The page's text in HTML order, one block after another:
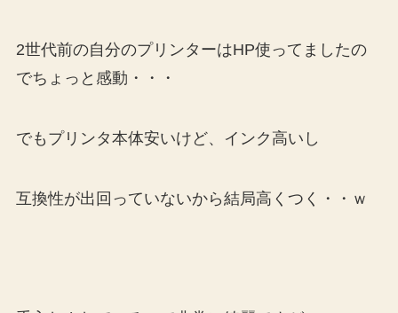
2世代前の自分のプリンターはHP使ってましたの
でちょっと感動・・・
でもプリンタ本体安いけど、インク高いし
互換性が出回っていないから結局高くつく・・ｗ